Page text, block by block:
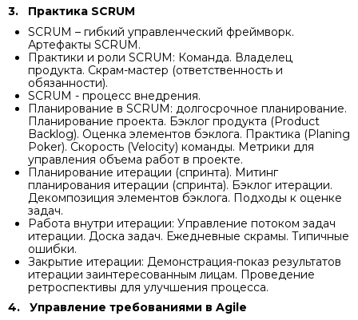
3. Практика SCRUM
SCRUM – гибкий управленческий фреймворк.
Артефакты SCRUM.
Практики и роли SCRUM: Команда. Владелец
продукта. Скрам-мастер (ответственность и
обязанности).
SCRUM - процесс внедрения.
Планирование в SCRUM: долгосрочное планирование.
Планирование проекта. Бэклог продукта (Product
Backlog). Оценка элементов бэклога. Практика (Planing
Poker). Скорость (Velocity) команды. Метрики для
управления объема работ в проекте.
Планирование итерации (спринта). Митинг
планирования итерации (спринта). Бэклог итерации.
Декомпозиция элементов бэклога. Подходы к оценке
задач.
Работа внутри итерации: Управление потоком задач
итерации. Доска задач. Ежедневные скрамы. Типичные
ошибки.
Закрытие итерации: Демонстрация-показ результатов
итерации заинтересованным лицам. Проведение
ретроспективы для улучшения процесса.
4. Управление требованиями в Agile